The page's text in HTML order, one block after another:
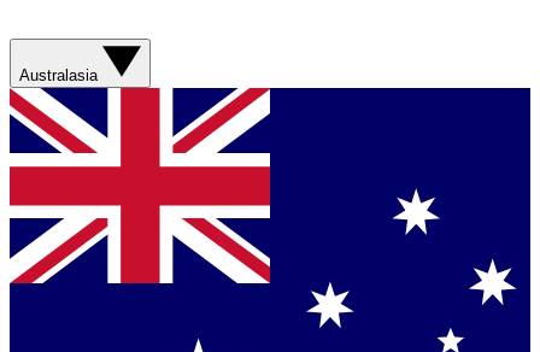
Australasia